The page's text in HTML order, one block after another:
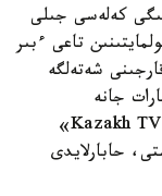
كەلەسى جىلى
تاعى ءبىر
شەتەلگە
جانە
كوممۋنيكاتسيالار ءمينيسترى داۋرەن ابايەۆ «Kazakh TV»
حابارلايدى